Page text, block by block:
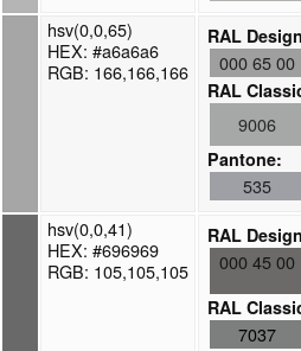
hsv(0,0,65)
HEX: #a6a6a6
RGB: 166,166,166
RAL
000 65 00
RAL
9006
Pantone:
535
hsv(0,0,41)
HEX: #696969
RGB: 105,105,105
RAL
000 45 00
RAL
7037